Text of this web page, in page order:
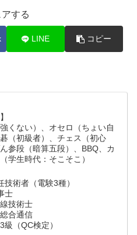
アする
LINE コピー
くない）、オセロ（ちょい自
（初級者）、チェス（初心
参段（暗算五段）、BBQ、カ
学生時代：そこそこ）
技術者（電験3種）
士
技術士
合通信
（QC検定）